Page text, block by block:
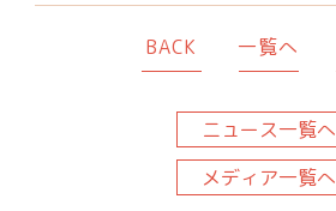
BACK 一覧へ
ニュース一覧へ
メディア一覧へ